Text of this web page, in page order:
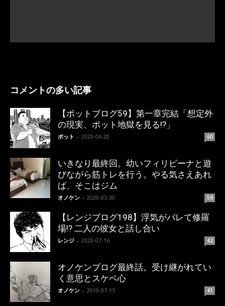
コメントの多い記事
【ポットブログ59】第一章完結「想定外
の現実、ポット地獄を見る!?」
ポット - 2020-06-20 60
いきなり最終回。幼いフィリピーナと遊
びながら筋トレを行う。やる気さえあれ
ば、そこはジム
オノケン - 2020-03-30 59
【レンジブログ198】浮気がバレて修羅
場!? 二人の彼女と話し合い
レンジ - 2020-07-16 42
オノケンブログ最終話。受け継がれてい
く意思とスケベ心
オノケン - 2019-07-15 41